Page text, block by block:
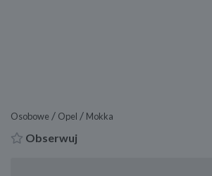
Osobowe / Opel / Mokka
Obserwuj